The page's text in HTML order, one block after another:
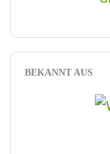
BEKANNT AUS